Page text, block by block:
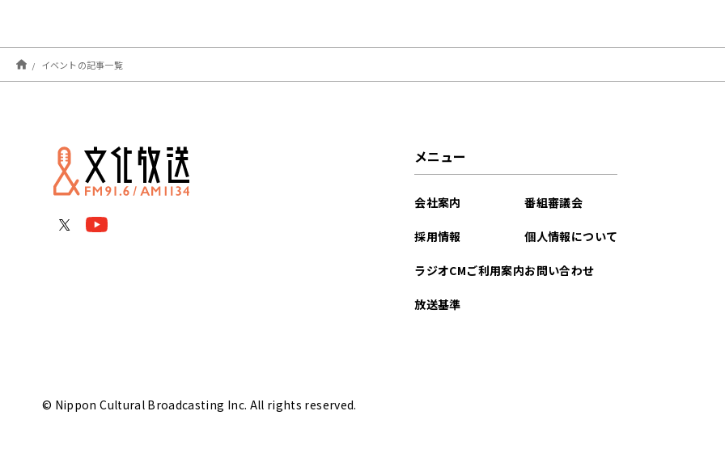
2026年04月
2026年03月
イベントの記事一覧
メニュー
会社案内
採用情報
ラジオCMご利用案内
放送基準
番組審議会
個人情報について
お問い合わせ
© Nippon Cultural Broadcasting Inc. All rights reserved.